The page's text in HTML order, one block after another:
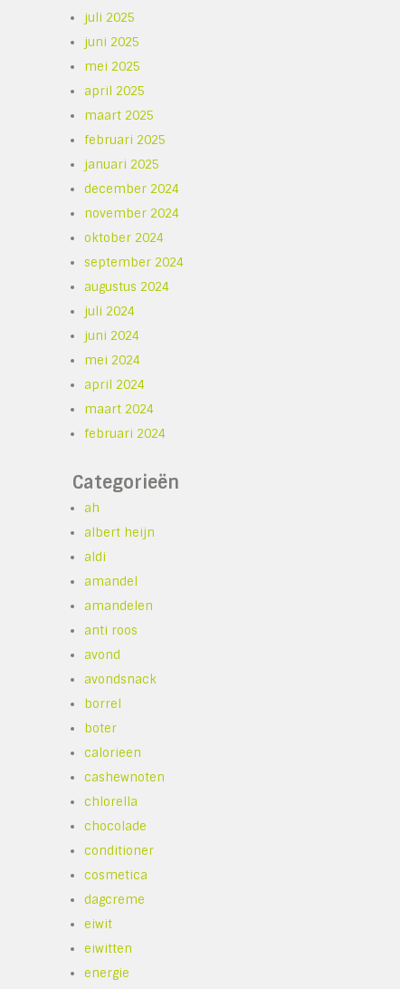
juli 2025
juni 2025
mei 2025
april 2025
maart 2025
februari 2025
januari 2025
december 2024
november 2024
oktober 2024
september 2024
augustus 2024
juli 2024
juni 2024
mei 2024
april 2024
maart 2024
februari 2024
Categorieën
ah
albert heijn
aldi
amandel
amandelen
anti roos
avond
avondsnack
borrel
boter
calorieen
cashewnoten
chlorella
chocolade
conditioner
cosmetica
dagcreme
eiwit
eiwitten
energie